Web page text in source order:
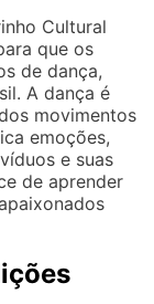
Cultural
que os
de dança,
A dança é
movimentos
emoções,
e suas
de aprender